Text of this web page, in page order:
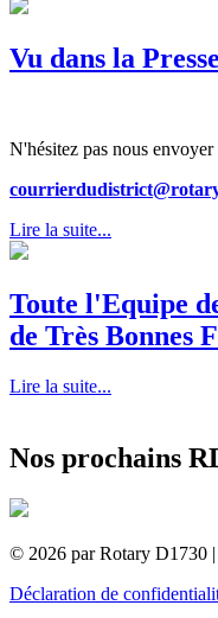
Vu dans la
N'hésitez pas nous envoyer
Lire la suite...
Toute l'Equipe
de Très Bonnes
Lire la suite...
Nos prochains
© 2026 par Rotary D1730 |
Déclaration de